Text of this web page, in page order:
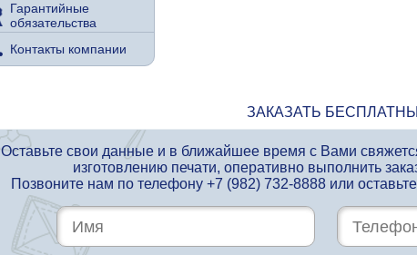
Гарантийные
обязательства
Контакты компании
ЗАКАЗАТЬ
Оставьте свои данные и в ближайшее время с Вами
изготовлению печати, оперативно выполнить
Позвоните нам по телефону +7 (982) 732-8888или